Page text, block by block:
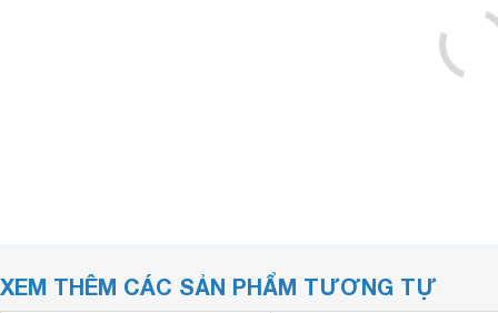
XEM THÊM CÁC SẢN PHẨM TƯƠNG TỰ